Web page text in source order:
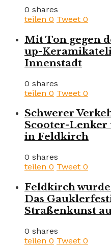
0 shares
teilen 0 Tweet 0
Mit Ton gegen
up-
Innenstadt
0 shares
teilen 0 Tweet 0
Schwerer
Scooter-
in Feldkirch
0 shares
teilen 0 Tweet 0
Feldkirch
Das
Straßenkunst
0 shares
teilen 0 Tweet 0